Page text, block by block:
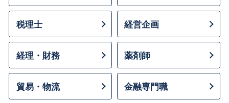
税理士 経営企画
経理・財務 薬剤師
貿易・物流 金融専門職